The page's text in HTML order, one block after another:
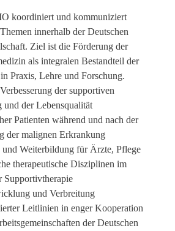
koordiniert und kommuniziert
innerhalb der Deutschen
Ziel ist die Förderung der
als integralen Bestandteil der
Praxis, Lehre und Forschung.
der supportiven
und der Lebensqualität
Patienten während und nach der
der malignen Erkrankung
Weiterbildung für Ärzte, Pflege
therapeutische Disziplinen im
Supportivtherapie
und Verbreitung
Leitlinien in enger Kooperation
der Deutschen